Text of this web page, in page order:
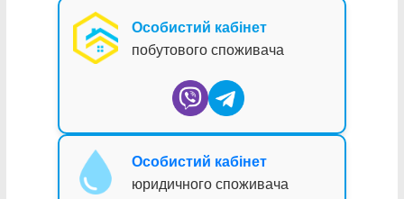
Особистий кабінет
побутового споживача
Особистий кабінет
юридичного споживача